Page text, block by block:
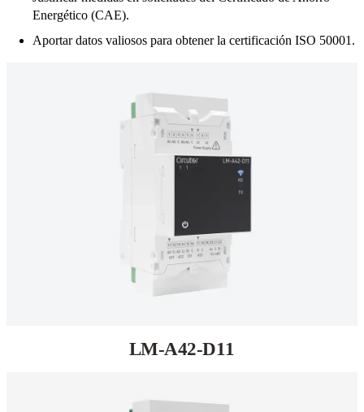
Energético (CAE).
Aportar datos valiosos para obtener la certificación ISO 50001.
LM-A42-D11